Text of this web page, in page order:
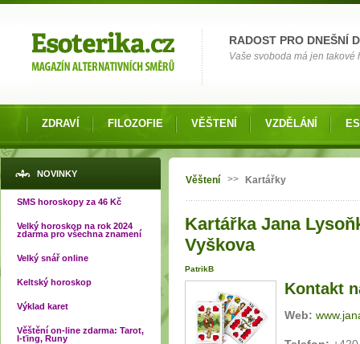
RADOST PRO DNEŠNÍ
Vaše svoboda má jen takové
ZDRAVÍ FILOZOFIE VĚŠTENÍ VZDĚLÁNÍ
NOVINKY
SMS horoskopy za 46 Kč
Velký horoskop na rok 2024
zdarma pro všechna znamení
Velký snář online
Keltský horoskop
Výklad karet
Věštění on-line zdarma: Tarot,
I-ťing, Runy
Jste zde
Věštení >> Kartářky
Kartářka Jana
Vyškova
PatrikB
Kontakt
Web: